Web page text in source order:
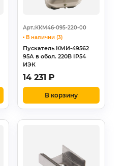
Арт.:ККМ46-095-220-00
В наличии (3)
Пускатель КМИ-49562
95А в обол. 220В IP54
ИЭК
14 231 ₽
В корзину